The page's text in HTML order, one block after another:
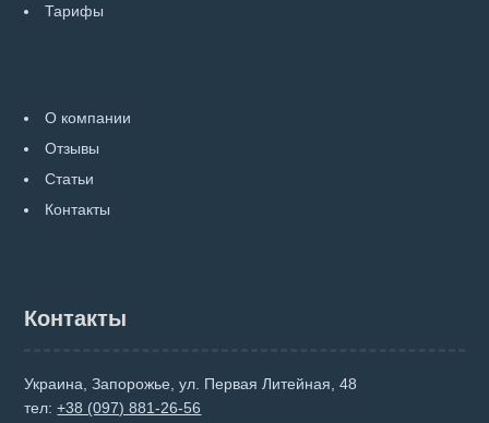
Тарифы
О компании
Отзывы
Статьи
Контакты
Контакты
Украина, Запорожье, ул. Первая Литейная, 48
тел:+38 (097) 881-26-56